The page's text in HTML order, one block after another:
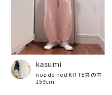
kasumi
nop de nod KITTE丸の内
159cm